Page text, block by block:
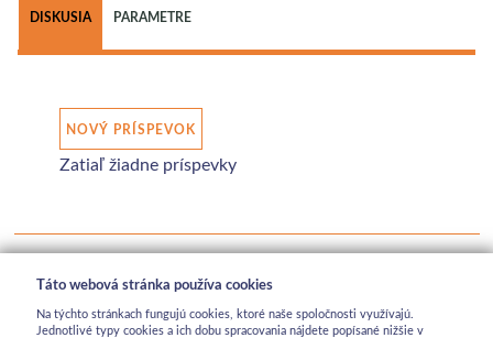
DISKUSIA PARAMETRE
NOVÝ PRÍSPEVOK
Zatiaľ žiadne príspevky
Táto webová stránka používa cookies
Na týchto stránkach fungujú cookies, ktoré naše spoločnosti využívajú.
Jednotlivé typy cookies a ich dobu spracovania nájdete popísané nižšie v